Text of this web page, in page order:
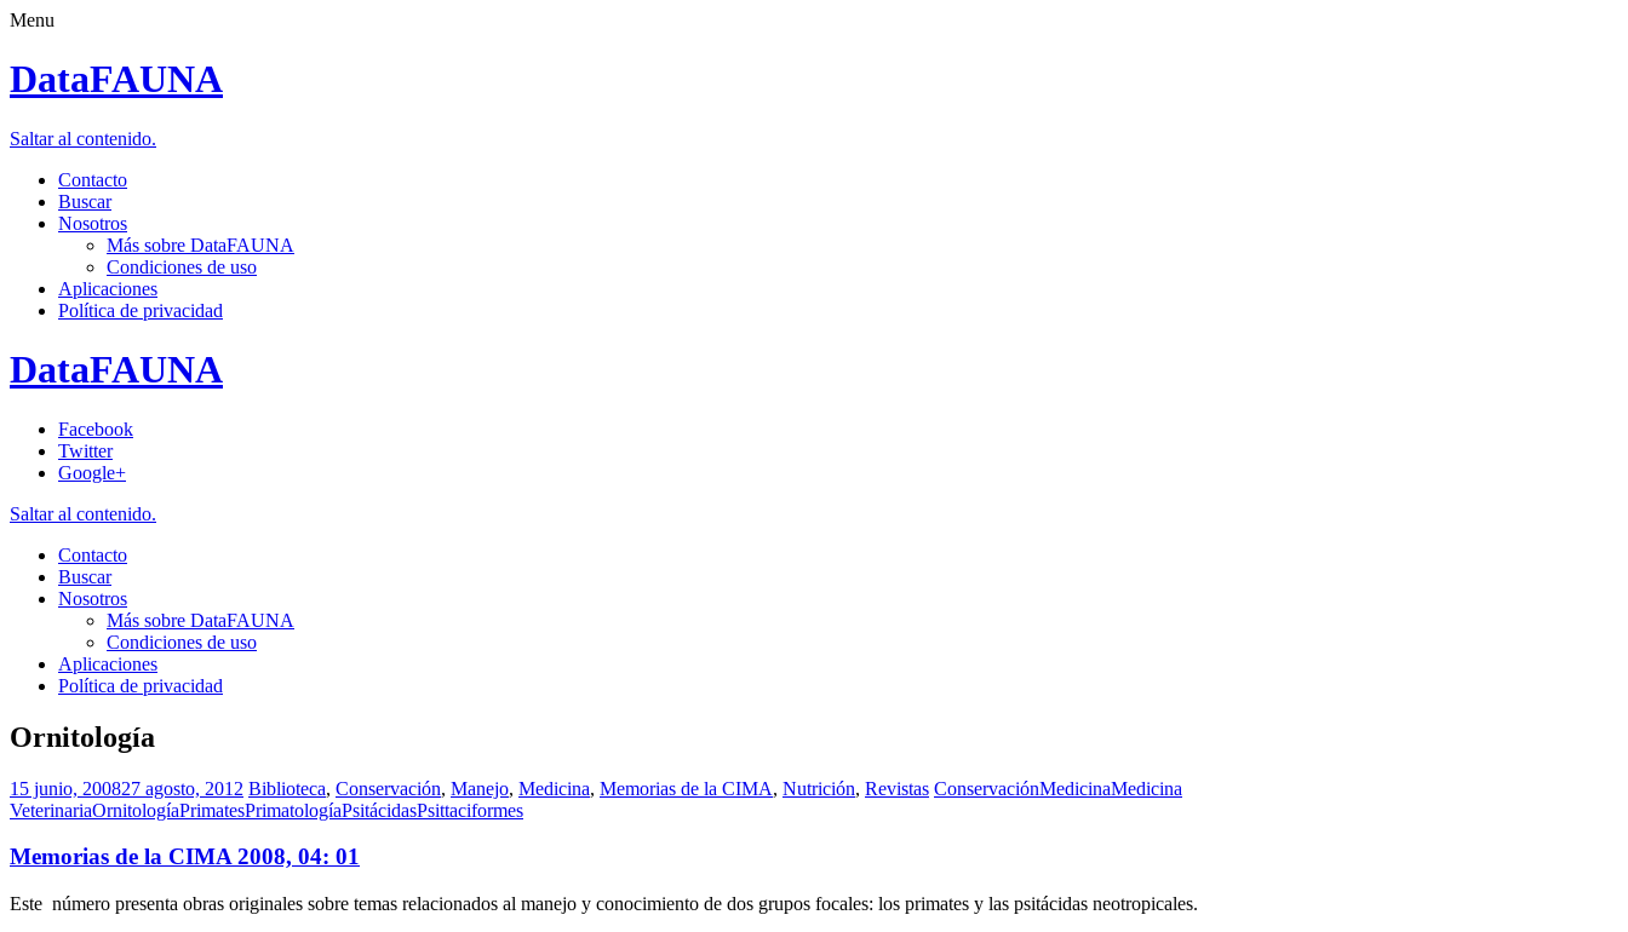
Menu
DataFAUNA
Saltar al contenido.
Contacto
Buscar
Nosotros
Más sobre DataFAUNA
Condiciones de uso
Aplicaciones
Política de privacidad
DataFAUNA
Facebook
Twitter
Google+
Saltar al contenido.
Contacto
Buscar
Nosotros
Más sobre DataFAUNA
Condiciones de uso
Aplicaciones
Política de privacidad
Ornitología
15 junio, 200827 agosto, 2012 Biblioteca, Conservación, Manejo, Medicina, Memorias de la CIMA, Nutrición, Revistas ConservaciónMedicinaMedicina
VeterinariaOrnitologíaPrimatesPrimatologíaPsitácidasPsittaciformes
Memorias de la CIMA 2008, 04: 01
Este número presenta obras originales sobre temas relacionados al manejo y conocimiento de dos grupos focales: los primates y las psitácidas neotropicales.